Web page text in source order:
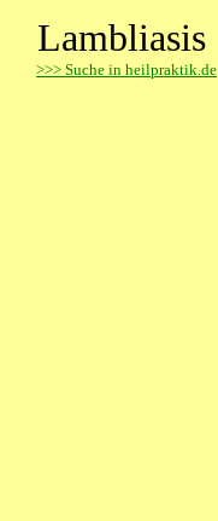
Lambliasis
>>> Suche in heilpraktik.de